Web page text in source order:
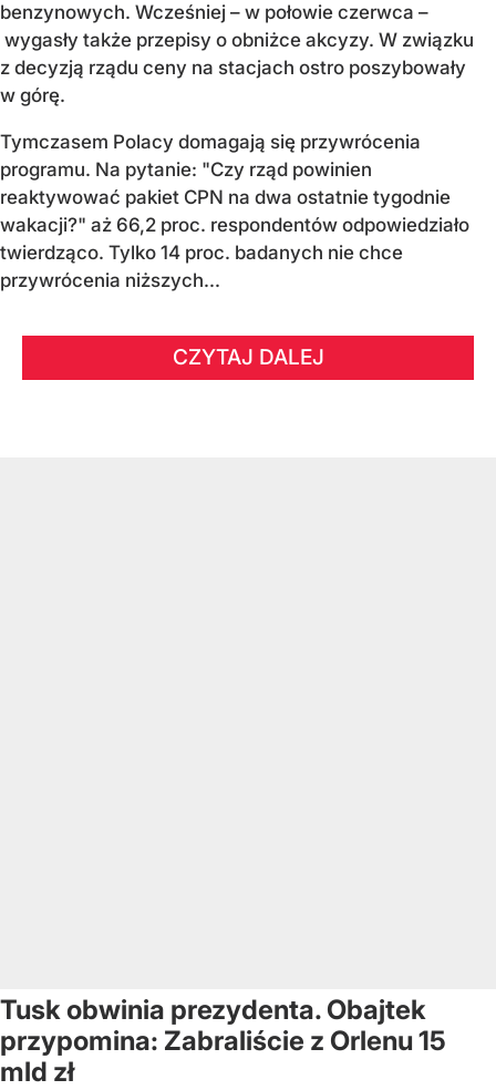
benzynowych. Wcześniej – w połowie czerwca –
wygasły także przepisy o obniżce akcyzy. W związku
z decyzją rządu ceny na stacjach ostro poszybowały
w górę.
Tymczasem Polacy domagają się przywrócenia
programu. Na pytanie: "Czy rząd powinien
reaktywować pakiet CPN na dwa ostatnie tygodnie
wakacji?" aż 66,2 proc. respondentów odpowiedziało
twierdząco. Tylko 14 proc. badanych nie chce
przywrócenia niższych...
CZYTAJ DALEJ
Tusk obwinia prezydenta. Obajtek
przypomina: Zabraliście z Orlenu 15
mld zł